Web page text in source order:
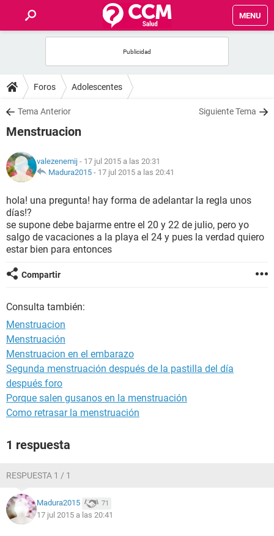
MENU
FOROS
SALUD
NUTRICIÓN
BIENESTAR
SEXUALIDAD
GLOSARIO
Foros Adolescentes
Tema Anterior Siguiente Tema
Menstruacion
valezenemij - 17 jul 2015 a las 20:31
Madura2015 - 17 jul 2015 a las 20:41
hola! una pregunta! hay forma de adelantar la regla unos
días!?
se supone debe bajarme entre el 20 y 22 de julio, pero yo
salgo de vacaciones a la playa el 24 y pues la verdad quiero
estar bien para entonces
Compartir
Consulta también:
Menstruacion
Menstruación
Menstruacion en el embarazo
Segunda menstruación después de la pastilla del día
después foro
Porque salen gusanos en la menstruación
Como retrasar la menstruación
1 respuesta
RESPUESTA 1 / 1
Madura2015 71
17 jul 2015 a las 20:41